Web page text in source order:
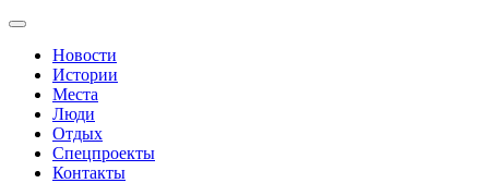
Новости
Истории
Места
Люди
Отдых
Спецпроекты
Контакты